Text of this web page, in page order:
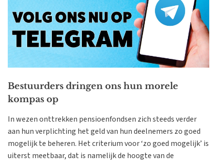
Bestuurders dringen ons hun morele
kompas op
In wezen onttrekken pensioenfondsen zich steeds verder
aan hun verplichting het geld van hun deelnemers zo goed
mogelijk te beheren. Het criterium voor ‘zo goed mogelijk’ is
uiterst meetbaar, dat is namelijk de hoogte van de